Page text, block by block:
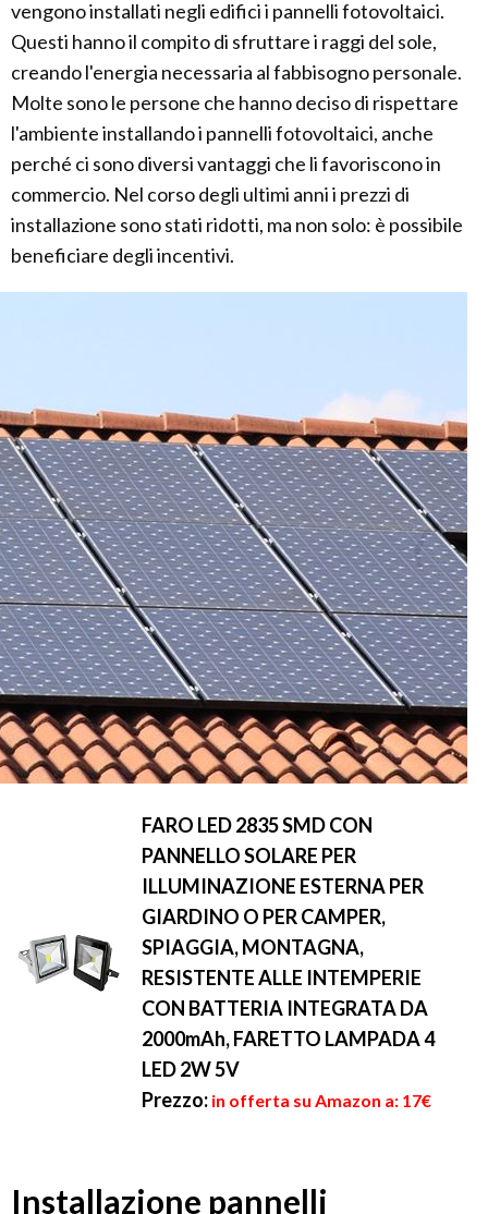
vengono installati negli edifici i pannelli fotovoltaici.
Questi hanno il compito di sfruttare i raggi del sole,
creando l'energia necessaria al fabbisogno personale.
Molte sono le persone che hanno deciso di rispettare
l'ambiente installando i pannelli fotovoltaici, anche
perché ci sono diversi vantaggi che li favoriscono in
commercio. Nel corso degli ultimi anni i prezzi di
installazione sono stati ridotti, ma non solo: è possibile
beneficiare degli incentivi.
FARO LED 2835 SMD CON
PANNELLO SOLARE PER
ILLUMINAZIONE ESTERNA PER
GIARDINO O PER CAMPER,
SPIAGGIA, MONTAGNA,
RESISTENTE ALLE INTEMPERIE
CON BATTERIA INTEGRATA DA
2000mAh, FARETTO LAMPADA 4
LED 2W 5V
Prezzo: in offerta su Amazon a: 17€
Installazione pannelli